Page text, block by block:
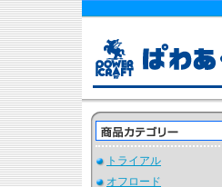
トライアル
オフロード